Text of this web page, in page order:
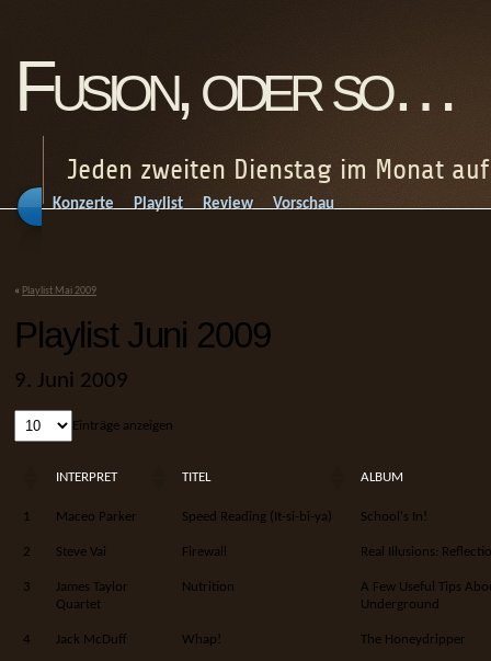
Fusion, oder so…
Jeden zweiten Dienstag im Monat auf
Konzerte Playlist Review Vorschau
« Playlist Mai 2009
Playlist Juni 2009
9. Juni 2009
Einträge anzeigen
INTERPRET TITEL ALBUM
1 Maceo Parker Speed Reading (It-si-bi-ya) School's In!
2 Steve Vai Firewall Real Illusions:
3
James Taylor
Quartet
Nutrition
A Few Useful Tips
Underground
4 Jack McDuff Whap! The Honeydripper